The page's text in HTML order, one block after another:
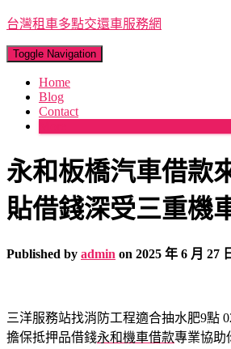
台灣租車多點交還車服務網
Toggle Navigation
Home
Blog
Contact
永和板橋汽車借款
貼借錢深受三重機
Published by admin on 2025 年 6 月 27
三洋服務站找消防工程適合抽水肥9點
擔保抵押品借錢永和機車借款專業協助